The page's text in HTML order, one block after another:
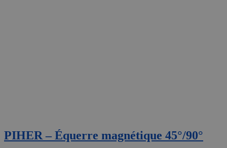
PIHER – Équerre magnétique 45°/90°